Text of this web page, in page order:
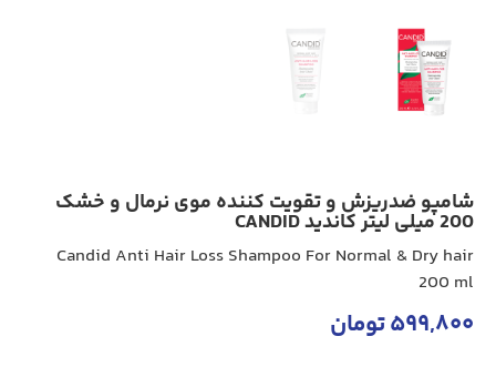
شامپو ضدریزش و تقویت کننده موی نرمال و خشک
200 میلی لیتر کاندید CANDID
Candid Anti Hair Loss Shampoo For Normal & Dry hair
200 ml
599,800تومان